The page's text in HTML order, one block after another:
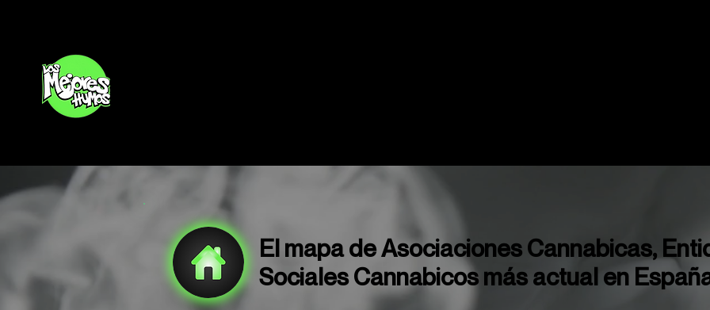
El mapa de Asociaciones Cannabicas,
Sociales Cannabicos más actual en